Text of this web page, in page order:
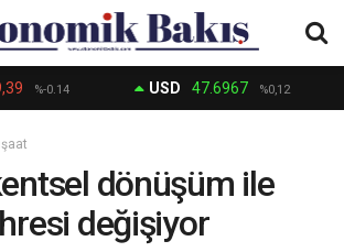
%-0.14 USD 47.6967 %0,12
dönüşüm ile
değişiyor